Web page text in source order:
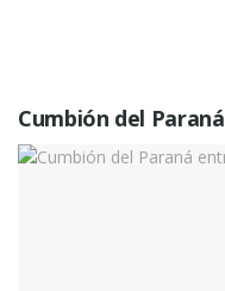
Cumbión del Paraná